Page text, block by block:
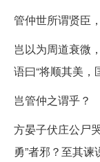
管仲世所谓贤臣
岂以为周道衰微
语曰“将顺其美，
岂管仲之谓乎？
方晏子伏庄公尸
勇”者邪？至其